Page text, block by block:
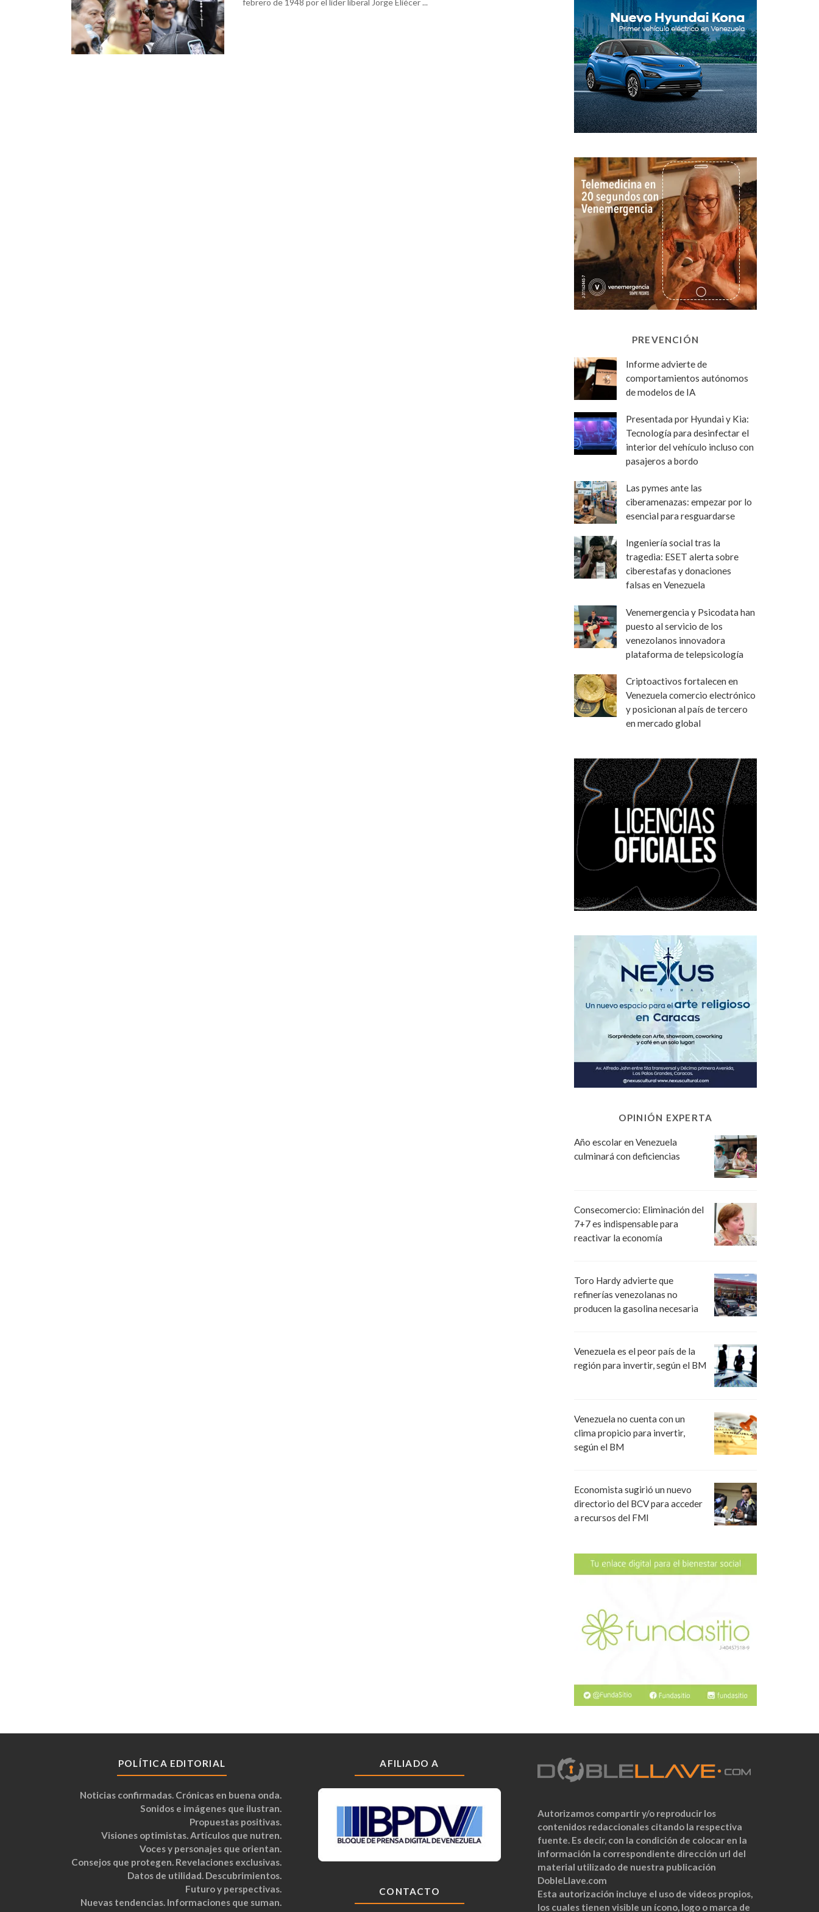
febrero de 1948 por el líder liberal Jorge Eliécer ...
PREVENCIÓN
Informe advierte de
comportamientos autónomos
de modelos de IA
Presentada por Hyundai y Kia:
Tecnología para desinfectar el
interior del vehículo incluso con
pasajeros a bordo
Las pymes ante las
ciberamenazas: empezar por lo
esencial para resguardarse
Ingeniería social tras la
tragedia: ESET alerta sobre
ciberestafas y donaciones
falsas en Venezuela
Venemergencia y Psicodata han
puesto al servicio de los
venezolanos innovadora
plataforma de telepsicología
Criptoactivos fortalecen en
Venezuela comercio electrónico
y posicionan al país de tercero
en mercado global
OPINIÓN EXPERTA
Año escolar en Venezuela
culminará con deficiencias
Consecomercio: Eliminación del
7+7 es indispensable para
reactivar la economía
Toro Hardy advierte que
refinerías venezolanas no
producen la gasolina necesaria
Venezuela es el peor país de la
región para invertir, según el BM
Venezuela no cuenta con un
clima propicio para invertir,
según el BM
Economista sugirió un nuevo
directorio del BCV para acceder
a recursos del FMI
POLÍTICA EDITORIAL
Noticias confirmadas. Crónicas en buena onda.
Sonidos e imágenes que ilustran.
Propuestas positivas.
Visiones optimistas. Artículos que nutren.
Voces y personajes que orientan.
Consejos que protegen. Revelaciones exclusivas.
Datos de utilidad. Descubrimientos.
Futuro y perspectivas.
Nuevas tendencias. Informaciones que suman.
AFILIADO A
CONTACTO
Autorizamos compartir y/o reproducir los
contenidos redaccionales citando la respectiva
fuente. Es decir, con la condición de colocar en la
información la correspondiente dirección url del
material utilizado de nuestra publicación
DobleLlave.com
Esta autorización incluye el uso de videos propios,
los cuales tienen visible un ícono, logo o marca de